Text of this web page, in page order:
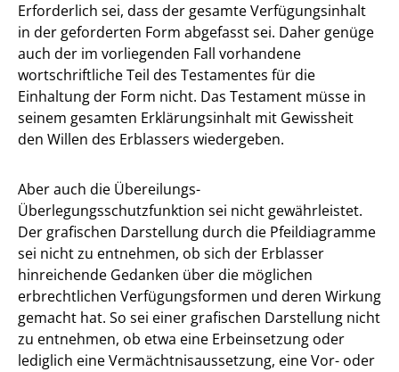
Erforderlich sei, dass der gesamte Verfügungsinhalt
in der geforderten Form abgefasst sei. Daher genüge
auch der im vorliegenden Fall vorhandene
wortschriftliche Teil des Testamentes für die
Einhaltung der Form nicht. Das Testament müsse in
seinem gesamten Erklärungsinhalt mit Gewissheit
den Willen des Erblassers wiedergeben.
Aber auch die Übereilungs-
Überlegungsschutzfunktion sei nicht gewährleistet.
Der grafischen Darstellung durch die Pfeildiagramme
sei nicht zu entnehmen, ob sich der Erblasser
hinreichende Gedanken über die möglichen
erbrechtlichen Verfügungsformen und deren Wirkung
gemacht hat. So sei einer grafischen Darstellung nicht
zu entnehmen, ob etwa eine Erbeinsetzung oder
lediglich eine Vermächtnisaussetzung, eine Vor- oder